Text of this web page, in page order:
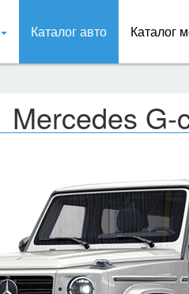
Каталог авто Каталог
Mercedes G-